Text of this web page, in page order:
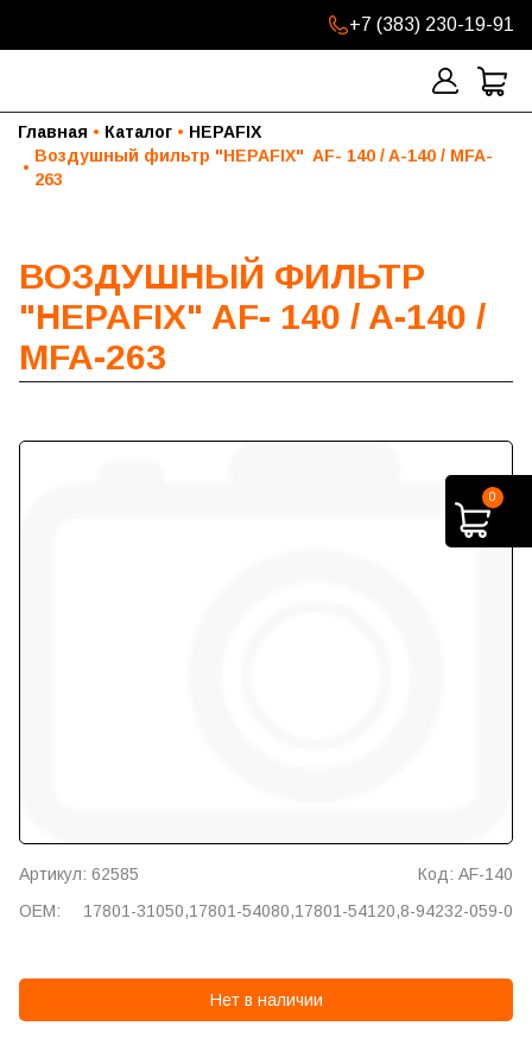
+7 (383) 230-19-91
Главная Каталог
HEPAFIX
Воздушный фильтр "HEPAFIX"  AF- 140 / A-140 / MFA-
263
ВОЗДУШНЫЙ ФИЛЬТР
"HEPAFIX" AF- 140 / A-140 /
MFA-263
Артикул: 62585
Код: AF-140
OEM:
17801-31050,17801-54080,17801-54120,8-94232-059-0
Нет в наличии
0